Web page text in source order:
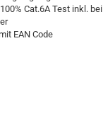
Cat.6A Test inkl.
EAN Code